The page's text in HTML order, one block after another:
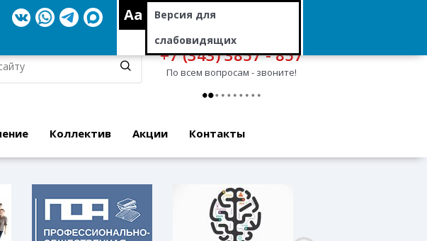
Aa
Версия для
слабовидящих
+7 (343) 3857 - 857
По всем вопросам - звоните!
Коллектив Акции Контакты